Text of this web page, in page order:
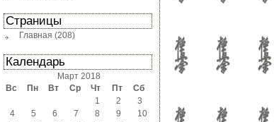
Страницы
Главная (208)
Календарь
Март 2018
Вс
Пн Вт Ср Чт Пт Сб
1 2
3
4
5 6 7 8 9
10